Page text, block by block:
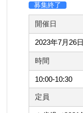
募集終了
開催日
2023年7月26日
時間
10:00-10:30
定員